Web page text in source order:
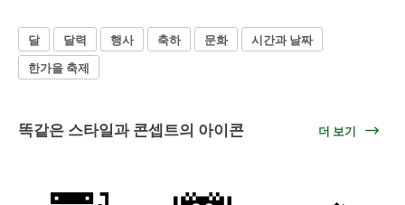
달 달력 행사 축하 문화
시간과 날짜
한가을 축제
똑같은 스타일과 콘셉트의 아이콘 더 보기